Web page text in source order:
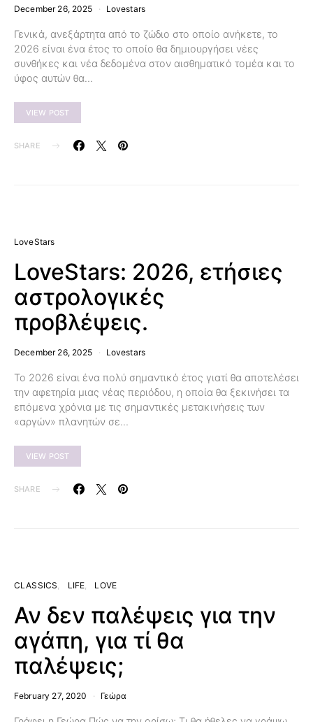
December 26, 2025 Lovestars
Γενικά, ανεξάρτητα από το ζώδιο στο οποίο ανήκετε, το
2026 είναι ένα έτος το οποίο θα δημιουργήσει νέες
συνθήκες και νέα δεδομένα στον αισθηματικό τομέα και το
ύφος αυτών θα…
VIEW POST
SHARE
LoveStars
LoveStars: 2026, ετήσιες
αστρολογικές
προβλέψεις.
December 26, 2025 Lovestars
Το 2026 είναι ένα πολύ σημαντικό έτος γιατί θα αποτελέσει
την αφετηρία μιας νέας περιόδου, η οποία θα ξεκινήσει τα
επόμενα χρόνια με τις σημαντικές μετακινήσεις των
«αργών» πλανητών σε…
VIEW POST
SHARE
CLASSICS LIFE LOVE
Αν δεν παλέψεις για την
αγάπη, για τί θα
παλέψεις;
February 27, 2020 Γεώρα